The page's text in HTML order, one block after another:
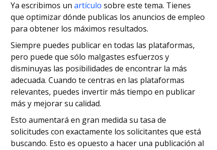
Ya escribimos unartículo sobre este tema. Tienes
que optimizar dónde publicas los anuncios de empleo
para obtener los máximos resultados.
Siempre puedes publicar en todas las plataformas,
pero puede que sólo malgastes esfuerzos y
disminuyas las posibilidades de encontrar la más
adecuada. Cuando te centras en las plataformas
relevantes, puedes invertir más tiempo en publicar
más y mejorar su calidad.
Esto aumentará en gran medida su tasa de
solicitudes con exactamente los solicitantes que está
buscando. Esto es opuesto a hacer una publicación al